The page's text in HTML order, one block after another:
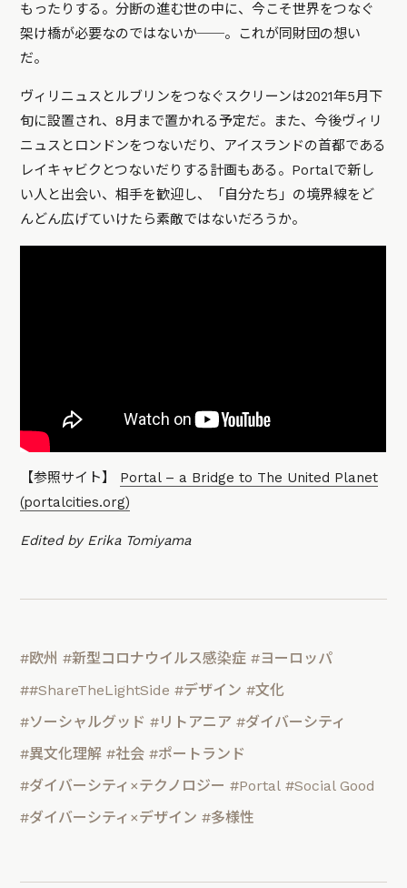
もったりする。分断の進む世の中に、今こそ世界をつなぐ
架け橋が必要なのではないか──。これが同財団の想い
だ。
ヴィリニュスとルブリンをつなぐスクリーンは2021年5月下
旬に設置され、8月まで置かれる予定だ。また、今後ヴィリ
ニュスとロンドンをつないだり、アイスランドの首都である
レイキャビクとつないだりする計画もある。Portalで新し
い人と出会い、相手を歓迎し、「自分たち」の境界線をど
んどん広げていけたら素敵ではないだろうか。
【参照サイト】 Portal – a Bridge to The United Planet
(portalcities.org)
Edited by Erika Tomiyama
#欧州 #新型コロナウイルス感染症 #ヨーロッパ
##ShareTheLightSide #デザイン #文化
#ソーシャルグッド #リトアニア #ダイバーシティ
#異文化理解 #社会 #ポートランド
#ダイバーシティ×テクノロジー #Portal #Social Good
#ダイバーシティ×デザイン #多様性